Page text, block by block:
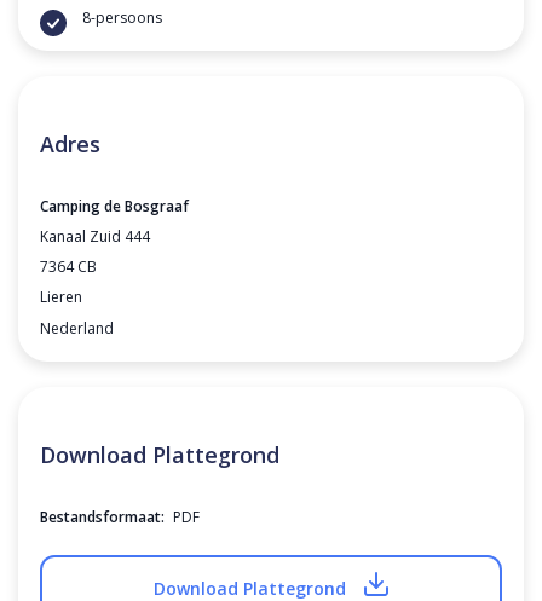
8-persoons
Adres
Camping de Bosgraaf
Kanaal Zuid 444
7364 CB
Lieren
Nederland
Download Plattegrond
Bestandsformaat: PDF
Download Plattegrond